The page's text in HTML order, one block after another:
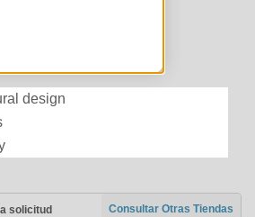
design
solicitud Consultar Otras Tiendas